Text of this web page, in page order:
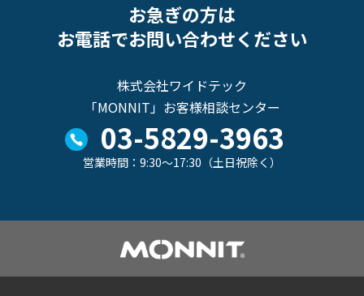
お急ぎの方は
お電話でお問い合わせください
株式会社ワイドテック
「MONNIT」お客様相談センター
03-5829-3963
営業時間：9:30～17:30（土日祝除く）